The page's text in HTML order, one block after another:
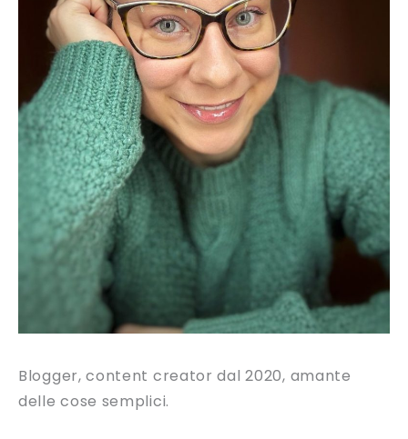
Blogger, content creator dal 2020, amante
delle cose semplici.